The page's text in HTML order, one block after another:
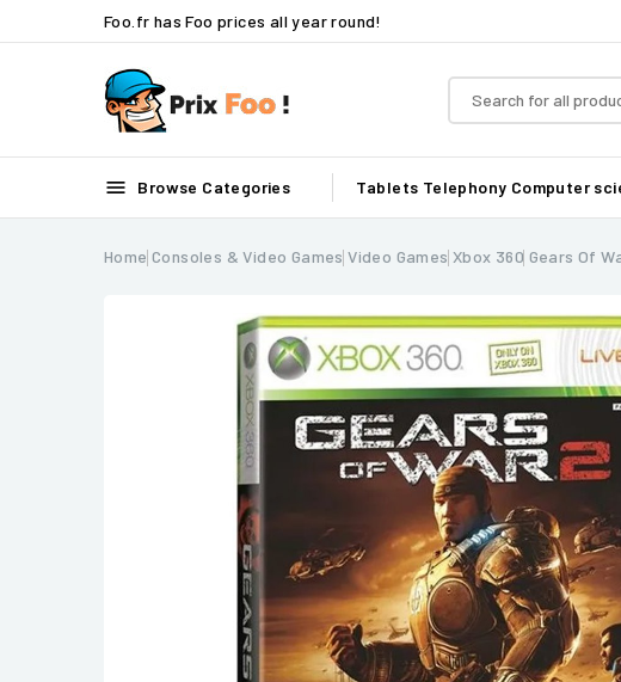
Foo.fr has Foo prices all year round!
 Browse Categories Tablets Telephony Computer
Home Consoles & Video Games Video Games Xbox 360 Gears Of